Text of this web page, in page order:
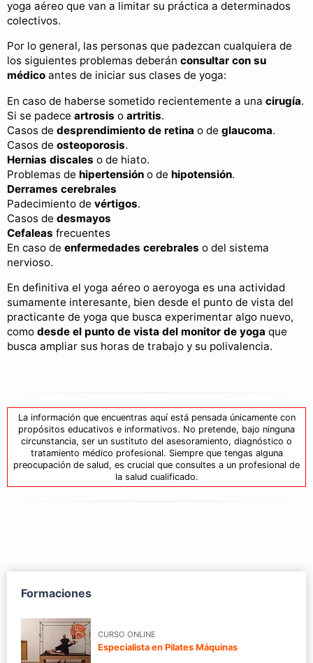
yoga aéreo que van a limitar su práctica a determinados
colectivos.
Por lo general, las personas que padezcan cualquiera de
los siguientes problemas deberán consultar con su
médico antes de iniciar sus clases de yoga:
En caso de haberse sometido recientemente a una cirugía.
Si se padece artrosis o artritis.
Casos de desprendimiento de retina o de glaucoma.
Casos de osteoporosis.
Hernias discales o de hiato.
Problemas de hipertensión o de hipotensión.
Derrames cerebrales
Padecimiento de vértigos.
Casos de desmayos
Cefaleas frecuentes
En caso de enfermedades cerebrales o del sistema
nervioso.
En definitiva el yoga aéreo o aeroyoga es una actividad
sumamente interesante, bien desde el punto de vista del
practicante de yoga que busca experimentar algo nuevo,
como desde el punto de vista del monitor de yoga que
busca ampliar sus horas de trabajo y su polivalencia.
La información que encuentras aquí está pensada únicamente con
propósitos educativos e informativos. No pretende, bajo ninguna
circunstancia, ser un sustituto del asesoramiento, diagnóstico o
tratamiento médico profesional. Siempre que tengas alguna
preocupación de salud, es crucial que consultes a un profesional de
la salud cualificado.
Formaciones
CURSO ONLINE
Especialista en Pilates Máquinas